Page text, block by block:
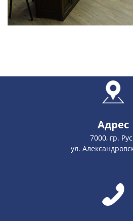
Адрес
7000, гр.
ул.